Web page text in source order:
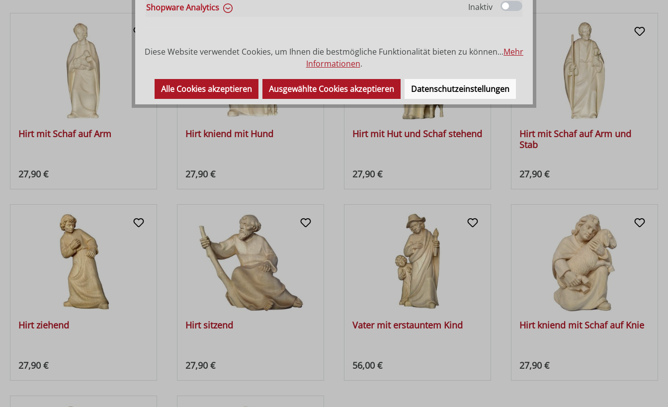
Hirt mit Schaf auf Arm
Regulärer Preis:
27,90 €
Hirt kniend mit Hund
Regulärer Preis:
27,90 €
Hirt mit Hut und Schaf stehend
Regulärer Preis:
27,90 €
Hirt mit Schaf auf Arm und
Stab
Regulärer Preis:
27,90 €
Hirt ziehend
Regulärer Preis:
27,90 €
Hirt sitzend
Regulärer Preis:
27,90 €
Vater mit erstauntem Kind
Regulärer Preis:
56,00 €
Hirt kniend mit Schaf auf Knie
Regulärer Preis:
27,90 €
Shopware Analytics
Inaktiv
Diese Website verwendet Cookies, um Ihnen die bestmögliche Funktionalität bieten zu können...Mehr
Informationen.
Alle Cookies akzeptieren Ausgewählte Cookies akzeptieren Datenschutzeinstellungen